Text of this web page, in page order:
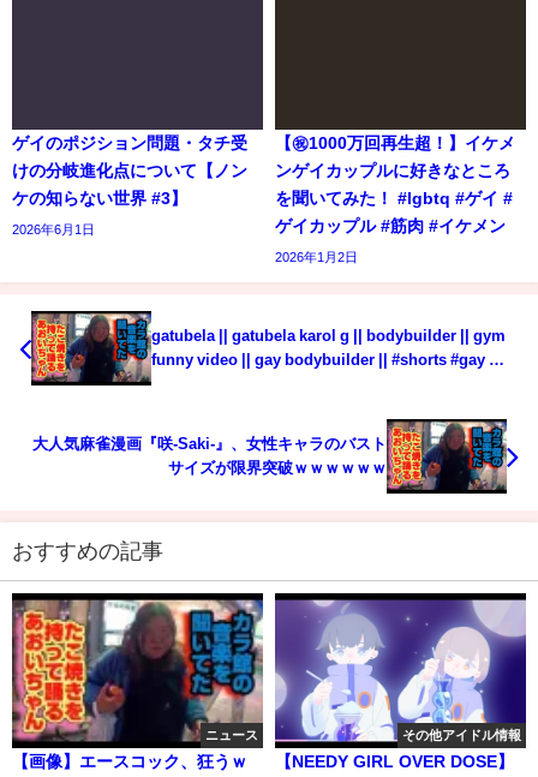
ゲイのポジション問題・タチ受
けの分岐進化点について【ノン
ケの知らない世界 #3】
2026年6月1日
【㊗️1000万回再生超！】イケメ
ンゲイカップルに好きなところ
を聞いてみた！ #lgbtq #ゲイ #
ゲイカップル #筋肉 #イケメン
2026年1月2日
gatubela || gatubela karol g || bodybuilder || gym
funny video || gay bodybuilder || #shorts #gay 💪
大人気麻雀漫画『咲-Saki-』、女性キャラのバスト
サイズが限界突破ｗｗｗｗｗｗ
おすすめの記事
ニュース
【画像】エースコック、狂うｗ
その他アイドル情報
【NEEDY GIRL OVER DOSE】